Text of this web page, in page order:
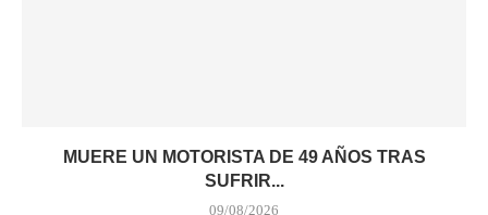
MUERE UN MOTORISTA DE 49 AÑOS TRAS
SUFRIR...
09/08/2026